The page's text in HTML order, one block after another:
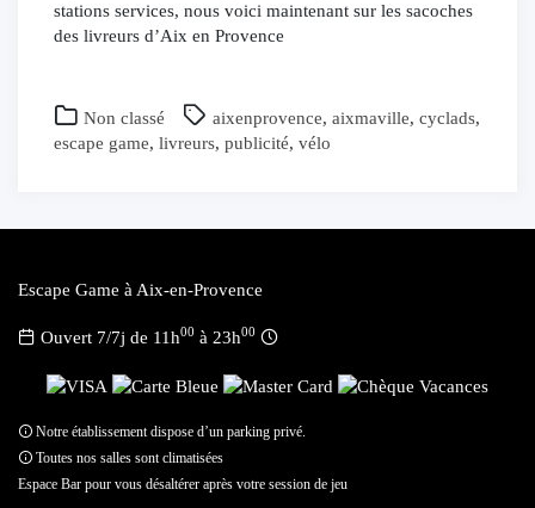
stations services, nous voici maintenant sur les sacoches
des livreurs d’Aix en Provence
Non classé aixenprovence, aixmaville, cyclads,
escape game, livreurs, publicité, vélo
Escape Game à Aix-en-Provence
Ouvert 7/7j de 11h00 à 23h00
Notre établissement dispose d’un parking privé.
Toutes nos salles sont climatisées
Espace Bar pour vous désaltérer après votre session de jeu